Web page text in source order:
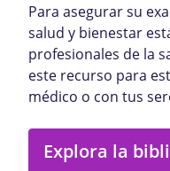
Para asegurar su
salud y bienestar
profesionales de la
este recurso para
médico o con tus
Explora la